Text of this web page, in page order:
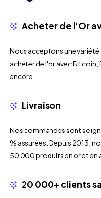
Acheter de l'Or
Nous acceptons une
acheter de l'or avec Bitcoin,
encore.
Livraison
Nos commandes sont
% assurées. Depuis 2013,
50 000 produits en or et en
20 000+ clients